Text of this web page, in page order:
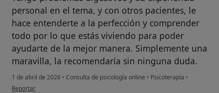
personal en el tema, y con otros pacientes, le
hace entenderte a la perfección y comprender
todo por lo que estás viviendo para poder
ayudarte de la mejor manera. Simplemente una
maravilla, la recomendaría sin ninguna duda.
1 de abril de 2026 • Consulta de psicología online • Psicoterapia •
en opinión del usuario E.M.
Reportar